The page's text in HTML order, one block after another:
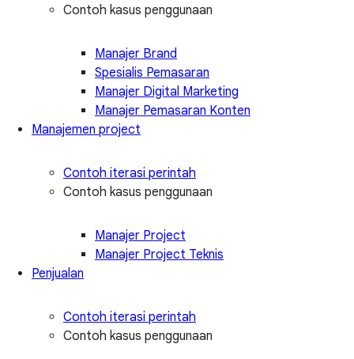
Contoh kasus penggunaan
Manajer Brand
Spesialis Pemasaran
Manajer Digital Marketing
Manajer Pemasaran Konten
Manajemen project
Contoh iterasi perintah
Contoh kasus penggunaan
Manajer Project
Manajer Project Teknis
Penjualan
Contoh iterasi perintah
Contoh kasus penggunaan